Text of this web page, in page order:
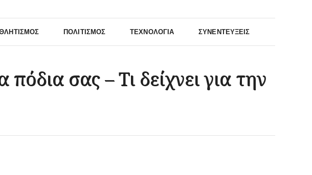
ΠΟΛΙΤΙΣΜΌΣ ΤΕΧΝΟΛΟΓΊΑ ΣΥΝΕΝΤΕΎΞΕΙΣ
σας – Τι δείχνει για την